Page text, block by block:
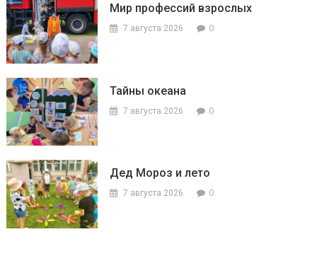
Мир профессий взрослых
7 августа 2026 0
Тайны океана
7 августа 2026 0
Дед Мороз и лето
7 августа 2026 0